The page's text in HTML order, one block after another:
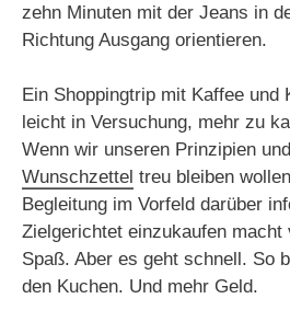
zehn Minuten mit der Jeans in
Richtung Ausgang orientieren.
Ein Shoppingtrip mit Kaffee und
leicht in Versuchung, mehr zu
Wenn wir unseren Prinzipien
Wunschzettel treu bleiben
Begleitung im Vorfeld darüber
Zielgerichtet einzukaufen macht
Spaß. Aber es geht schnell. So
den Kuchen. Und mehr Geld.